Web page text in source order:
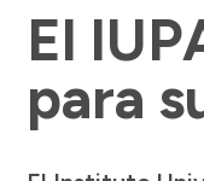
El
para